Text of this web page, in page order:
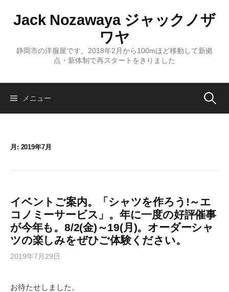
ス
Jack Nozawaya ジャックノザ
ワヤ
静岡市の洋服屋です。2018年2月から100mほど移動して新拠
点・新体制で再スタートをきりました
メニュー 検
月: 2019年7月
イベントご案内。「シャツを作ろう!～エ
コノミーサービス」。年に一度の好評催事
が今年も。8/2(金)～19(月)。オーダーシャ
ツの楽しみをぜひご体験ください。
2019年7月29日
お待たせしました。